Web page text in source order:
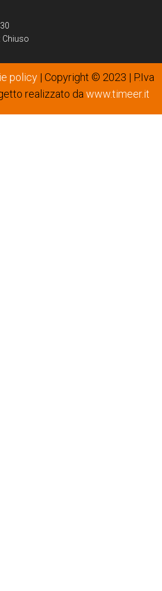
Chiuso
policy| Copyright © 2023 | P.Iva
realizzato dawww.timeer.it